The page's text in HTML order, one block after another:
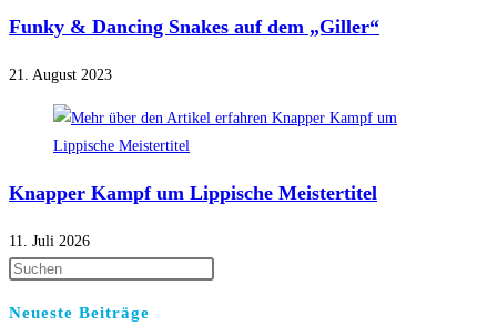
Funky & Dancing Snakes auf dem „Giller“
21. August 2023
Knapper Kampf um Lippische Meistertitel
11. Juli 2026
Neueste Beiträge